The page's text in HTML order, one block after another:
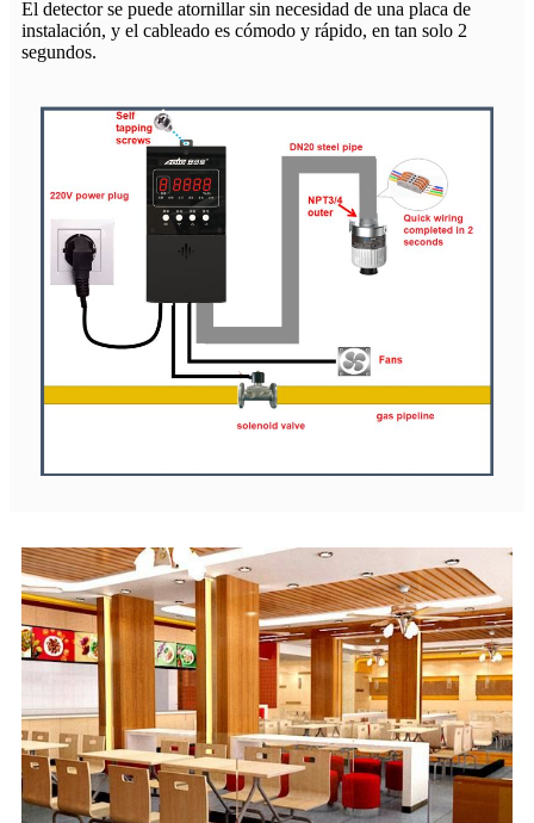
El detector se puede atornillar sin necesidad de una placa de
instalación, y el cableado es cómodo y rápido, en tan solo 2
segundos.